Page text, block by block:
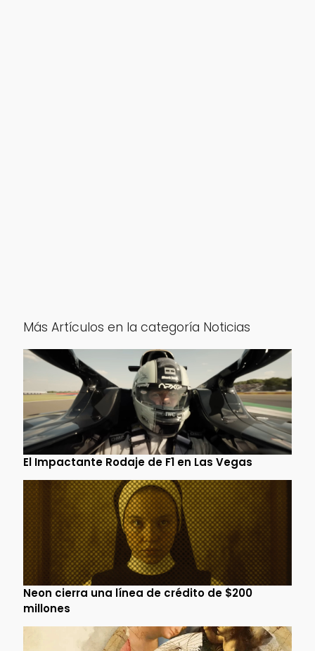
Más Artículos en la categoría Noticias
El Impactante Rodaje de F1 en Las Vegas
Neon cierra una línea de crédito de $200
millones